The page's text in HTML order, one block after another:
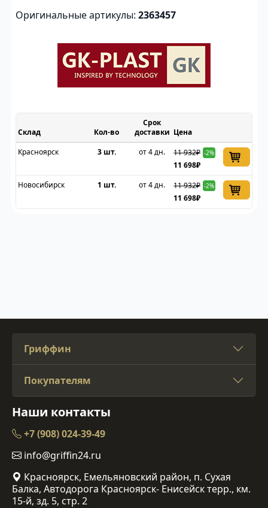
Оригинальные артикулы: 2363457
Склад
Срок
доставки Цена
Красноярск
3 шт. от 4 дн. 11 932₽ -2%
11 698₽
Новосибирск
1 шт. от 4 дн. 11 932₽ -2%
11 698₽
Гриффин
Покупателям
Наши контакты
+7 (908) 024-39-49
info@griffin24.ru
Красноярск, Емельяновский район, п. Сухая
Балка, Автодорога Красноярск- Енисейск терр., км.
15-й, зд. 5, стр. 2